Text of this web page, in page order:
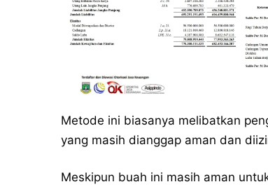
Metode ini biasanya melibatkan
yang masih dianggap aman dan
Meskipun buah ini masih aman